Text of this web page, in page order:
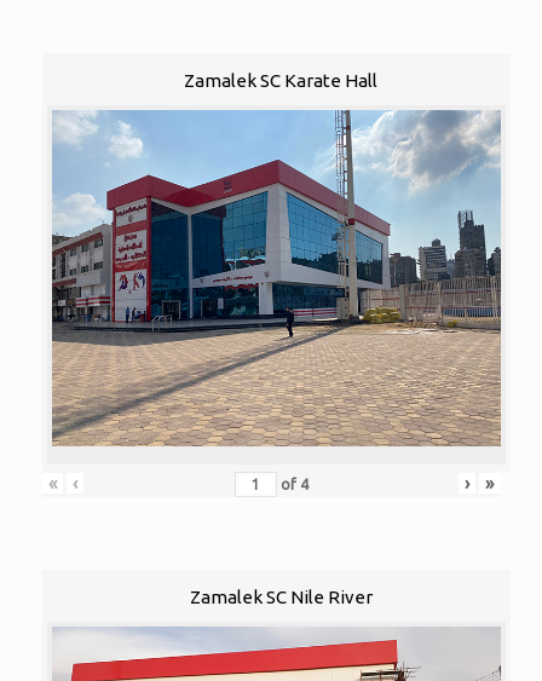
Zamalek SC Karate Hall
« ‹ of 4 › »
Zamalek SC Nile River